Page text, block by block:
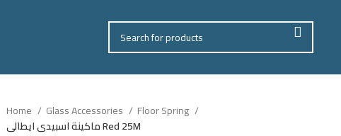
Home Glass Accessories
Floor Spring
ماكينة اسبيدى ايطالى Red 25M